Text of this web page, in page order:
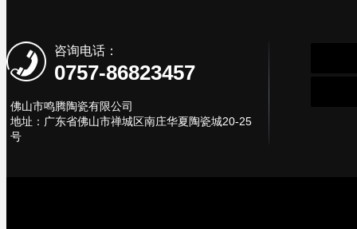
咨询电话：
0757-86823457
佛山市鸣腾陶瓷有限公司
地址：广东省佛山市禅城区南庄华夏陶瓷城20-25
号